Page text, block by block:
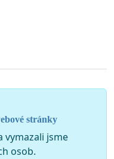
se státními
psychologie.
stránky
vymazali jsme
osob.